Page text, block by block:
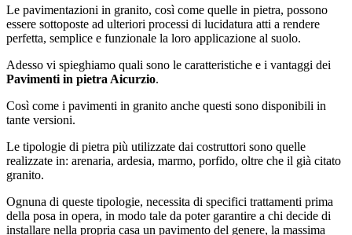
Le pavimentazioni in granito, così come quelle in pietra, possono
essere sottoposte ad ulteriori processi di lucidatura atti a rendere
perfetta, semplice e funzionale la loro applicazione al suolo.
Adesso vi spieghiamo quali sono le caratteristiche e i vantaggi dei
Pavimenti in pietra Aicurzio.
Così come i pavimenti in granito anche questi sono disponibili in
tante versioni.
Le tipologie di pietra più utilizzate dai costruttori sono quelle
realizzate in: arenaria, ardesia, marmo, porfido, oltre che il già citato
granito.
Ognuna di queste tipologie, necessita di specifici trattamenti prima
della posa in opera, in modo tale da poter garantire a chi decide di
installare nella propria casa un pavimento del genere, la massima